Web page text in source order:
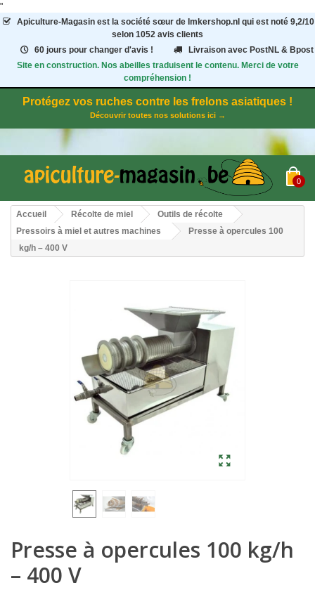
"
Apiculture-Magasinest la société sœur de Imkershop.nl qui est noté 9,2/10
selon 1052 avis clients
60 jours pour changer d'avis !
Livraison avec PostNL & Bpost
Site en construction. Nos abeilles traduisent le contenu. Merci de votre
compréhension !
Protégez vos ruches contre les frelons asiatiques !
Découvrir toutes nos solutions ici →
0
Accueil Récolte de miel
Outils de récolte
Pressoirs à miel et autres machines
Presse à opercules 100
kg/h – 400 V
Presse à opercules 100 kg/h
– 400 V